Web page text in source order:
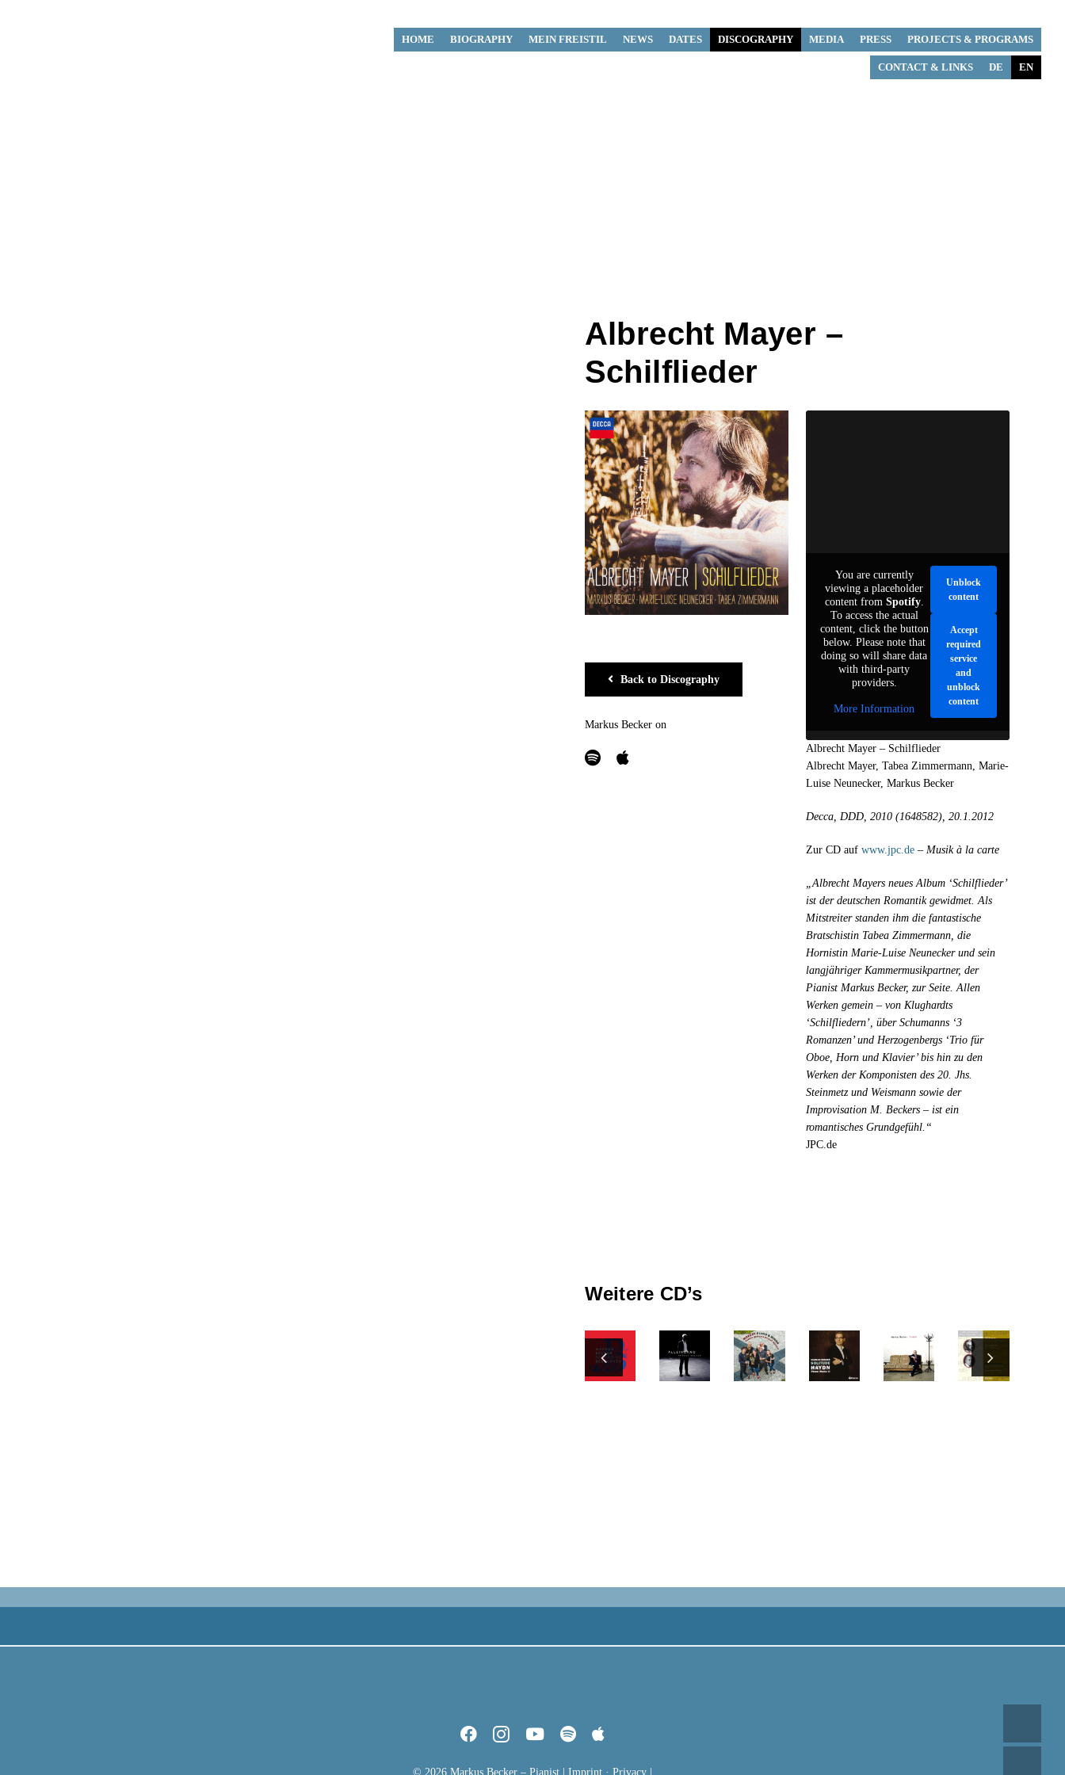
HOME BIOGRAPHY MEIN FREISTIL NEWS DATES DISCOGRAPHY MEDIA PRESS PROJECTS & PROGRAMS
CONTACT & LINKS DE EN
Albrecht Mayer –
Schilflieder
Back to Discography
Markus Becker on
You are currently
viewing a placeholder
content from Spotify.
To access the actual
content, click the button
below. Please note that
doing so will share data
with third-party
providers.
More Information
Unblock
content
Accept
required
service
and
unblock
content
Albrecht Mayer – Schilflieder
Albrecht Mayer, Tabea Zimmermann, Marie-
Luise Neunecker, Markus Becker
Decca, DDD, 2010 (1648582), 20.1.2012
Zur CD auf www.jpc.de– Musik à la carte
„Albrecht Mayers neues Album ‘Schilflieder’
ist der deutschen Romantik gewidmet. Als
Mitstreiter standen ihm die fantastische
Bratschistin Tabea Zimmermann, die
Hornistin Marie-Luise Neunecker und sein
langjähriger Kammermusikpartner, der
Pianist Markus Becker, zur Seite. Allen
Werken gemein – von Klughardts
‘Schilfliedern’, über Schumanns ‘3
Romanzen’ und Herzogenbergs ‘Trio für
Oboe, Horn und Klavier’ bis hin zu den
Werken der Komponisten des 20. Jhs.
Steinmetz und Weismann sowie der
Improvisation M. Beckers – ist ein
romantisches Grundgefühl.“
JPC.de
Weitere CD’s
© 2026 Markus Becker – Pianist | Imprint · Privacy